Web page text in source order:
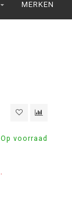
MERKEN
Op voorraad